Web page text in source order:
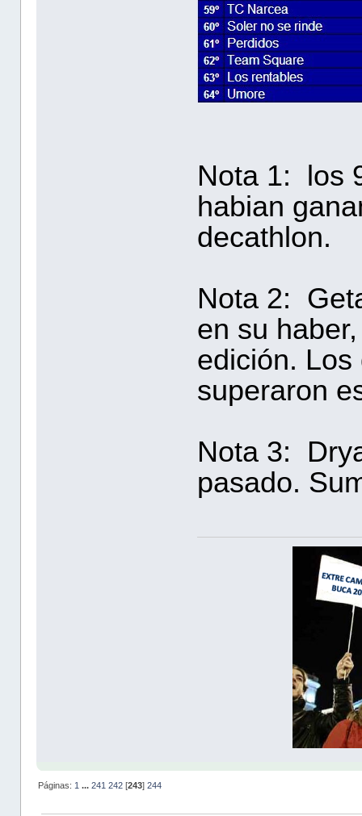
Nota 1: los
habian
decathlon.
Nota 2:
en su
edición.
superaron
Nota 3:
pasado.
Páginas: 1 ... 241 242[243] 244